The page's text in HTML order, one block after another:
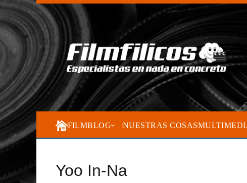
FILMBLOG NUESTRAS COSAS
Yoo In-Na